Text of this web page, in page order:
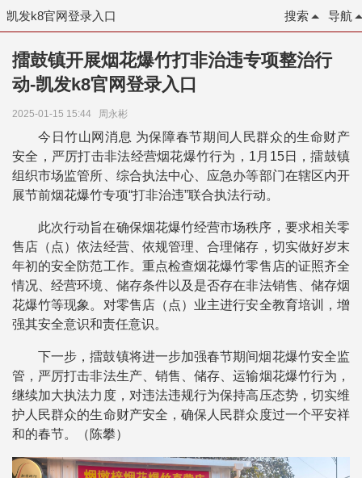
凯发k8官网登录入口 导航
搜索
擂鼓镇开展烟花爆竹打非治违专项整治行
动-凯发k8官网登录入口
2025-01-15 15:44 周永彬
今日竹山网消息 为保障春节期间人民群众的生命财产
安全，严厉打击非法经营烟花爆竹行为，1月15日，擂鼓镇
组织市场监管所、综合执法中心、应急办等部门在辖区内开
展节前烟花爆竹专项“打非治违”联合执法行动。
此次行动旨在确保烟花爆竹经营市场秩序，要求相关零
售店（点）依法经营、依规管理、合理储存，切实做好岁末
年初的安全防范工作。重点检查烟花爆竹零售店的证照齐全
情况、经营环境、储存条件以及是否存在非法销售、储存烟
花爆竹等现象。对零售店（点）业主进行安全教育培训，增
强其安全意识和责任意识。
下一步，擂鼓镇将进一步加强春节期间烟花爆竹安全监
管，严厉打击非法生产、销售、储存、运输烟花爆竹行为，
继续加大执法力度，对违法违规行为保持高压态势，切实维
护人民群众的生命财产安全，确保人民群众度过一个平安祥
和的春节。（陈攀）